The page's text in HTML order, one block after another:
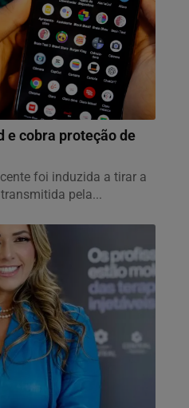
e cobra proteção de
foi induzida a tirar a
pela...